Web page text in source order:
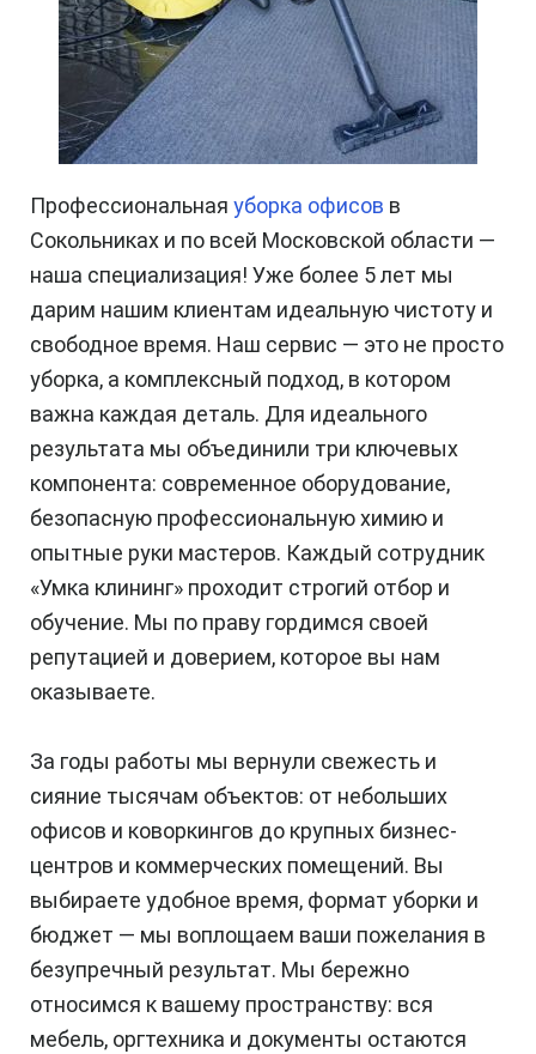
Профессиональная уборка офисов в
Сокольниках и по всей Московской области —
наша специализация! Уже более 5 лет мы
дарим нашим клиентам идеальную чистоту и
свободное время. Наш сервис — это не просто
уборка, а комплексный подход, в котором
важна каждая деталь. Для идеального
результата мы объединили три ключевых
компонента: современное оборудование,
безопасную профессиональную химию и
опытные руки мастеров. Каждый сотрудник
«Умка клининг» проходит строгий отбор и
обучение. Мы по праву гордимся своей
репутацией и доверием, которое вы нам
оказываете.
За годы работы мы вернули свежесть и
сияние тысячам объектов: от небольших
офисов и коворкингов до крупных бизнес-
центров и коммерческих помещений. Вы
выбираете удобное время, формат уборки и
бюджет — мы воплощаем ваши пожелания в
безупречный результат. Мы бережно
относимся к вашему пространству: вся
мебель, оргтехника и документы остаются